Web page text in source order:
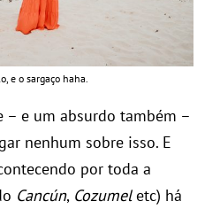
e o sargaço haha.
– e um absurdo também –
nenhum sobre isso. E
por toda a
Cancún, Cozumeletc) há